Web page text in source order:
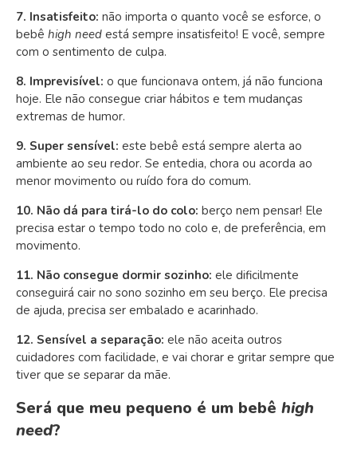
7. Insatisfeito: não importa o quanto você se esforce, o
bebê high need está sempre insatisfeito! E você, sempre
com o sentimento de culpa.
8. Imprevisível: o que funcionava ontem, já não funciona
hoje. Ele não consegue criar hábitos e tem mudanças
extremas de humor.
9. Super sensível: este bebê está sempre alerta ao
ambiente ao seu redor. Se entedia, chora ou acorda ao
menor movimento ou ruído fora do comum.
10. Não dá para tirá-lo do colo: berço nem pensar! Ele
precisa estar o tempo todo no colo e, de preferência, em
movimento.
11. Não consegue dormir sozinho: ele dificilmente
conseguirá cair no sono sozinho em seu berço. Ele precisa
de ajuda, precisa ser embalado e acarinhado.
12. Sensível a separação: ele não aceita outros
cuidadores com facilidade, e vai chorar e gritar sempre que
tiver que se separar da mãe.
Será que meu pequeno é um bebê high
need?